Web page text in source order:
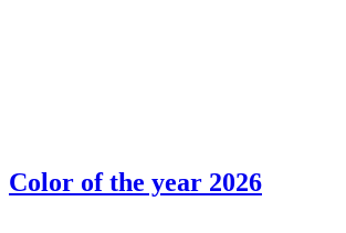
Color of the year 2026